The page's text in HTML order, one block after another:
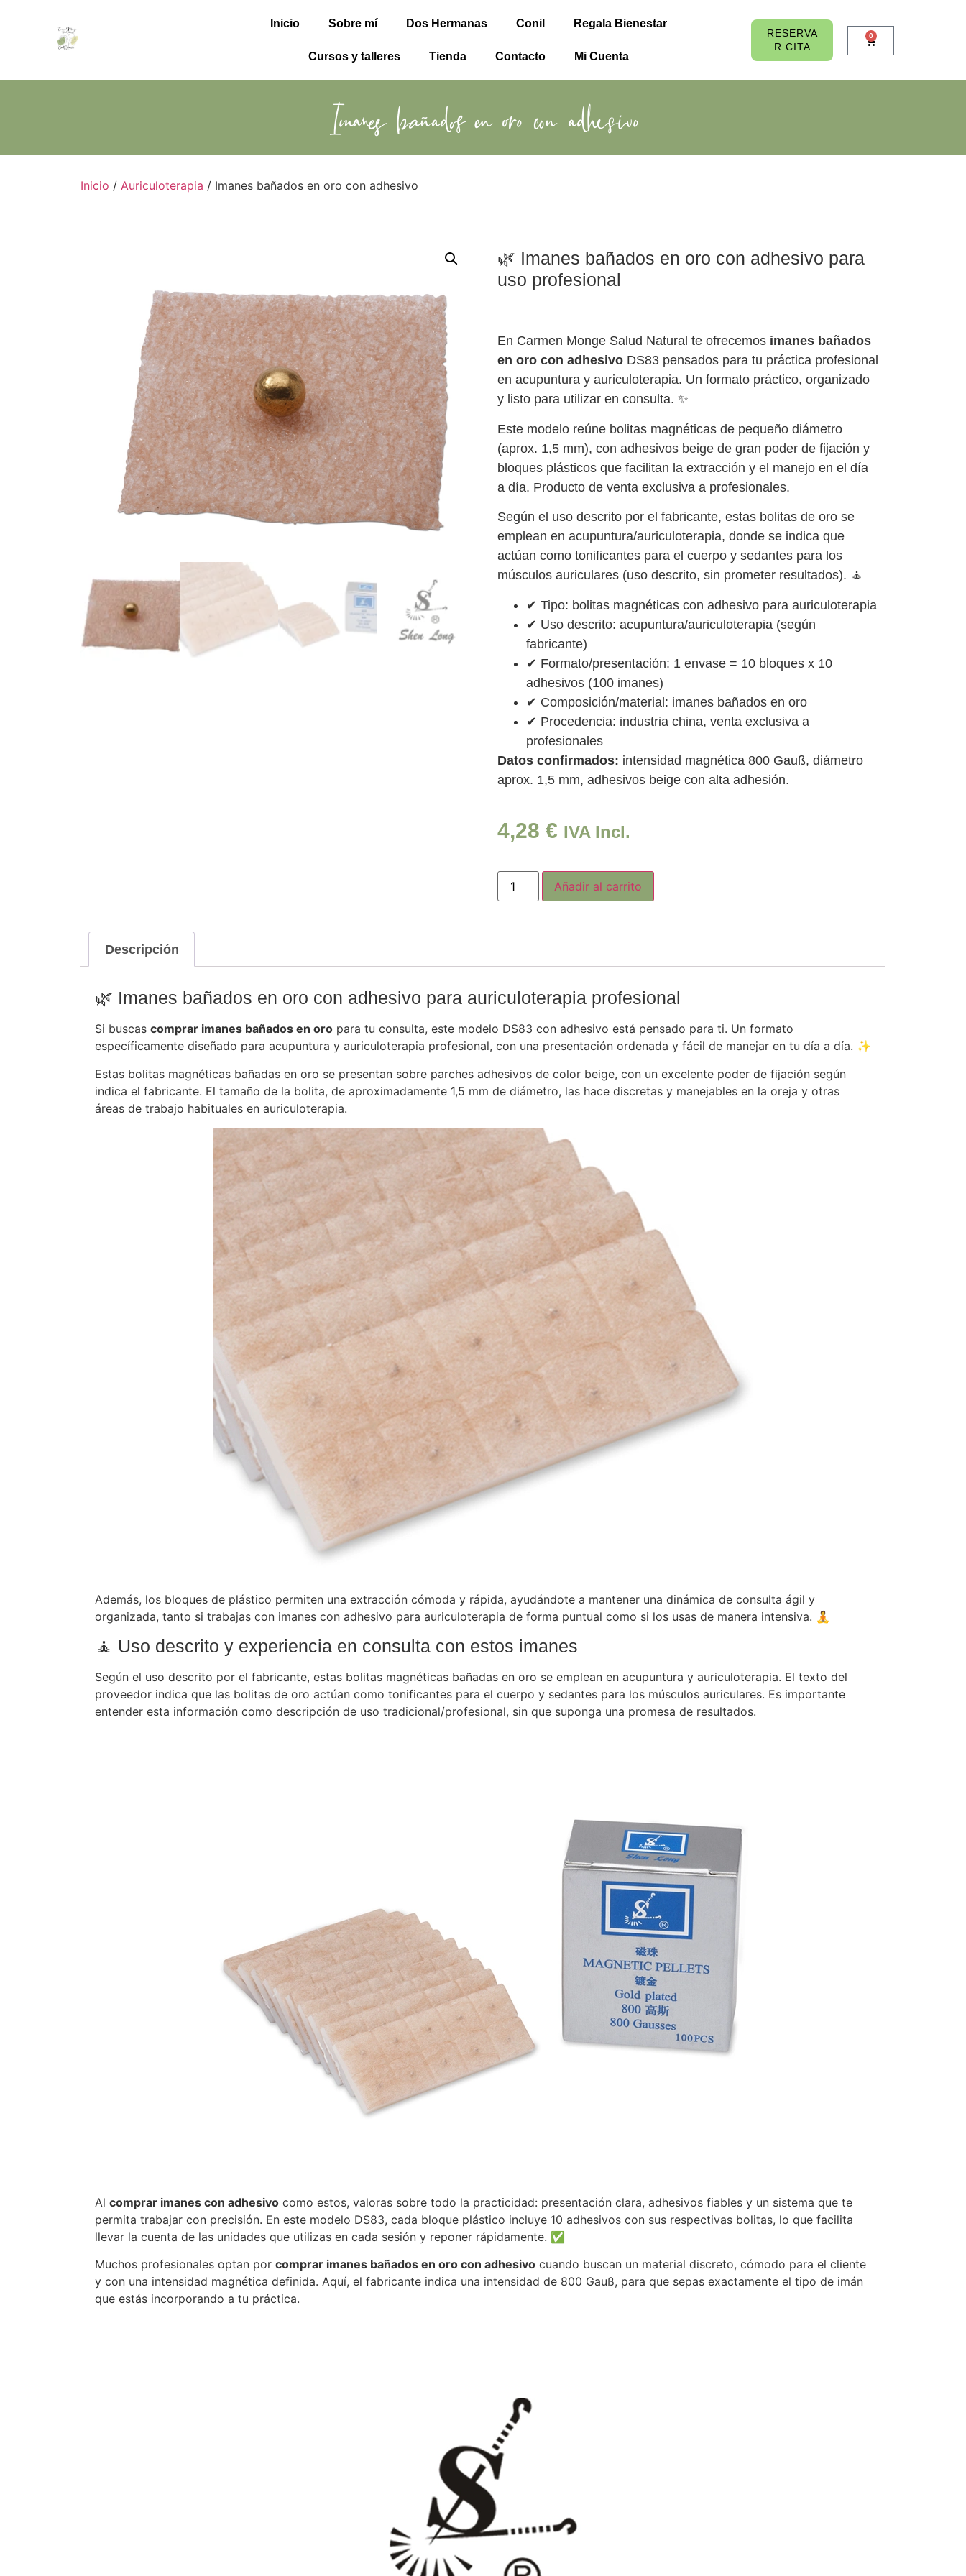
Inicio Sobre mí Dos Hermanas Conil Regala Bienestar
Cursos y talleres Tienda Contacto Mi Cuenta
RESERVA
R CITA
0
Imanes bañados en oro con adhesivo
Inicio / Auriculoterapia / Imanes bañados en oro con adhesivo
🌿 Imanes bañados en oro con adhesivo para
uso profesional
En Carmen Monge Salud Natural te ofrecemos imanes bañados
en oro con adhesivo DS83 pensados para tu práctica profesional
en acupuntura y auriculoterapia. Un formato práctico, organizado
y listo para utilizar en consulta. ✨
Este modelo reúne bolitas magnéticas de pequeño diámetro
(aprox. 1,5 mm), con adhesivos beige de gran poder de fijación y
bloques plásticos que facilitan la extracción y el manejo en el día
a día. Producto de venta exclusiva a profesionales.
Según el uso descrito por el fabricante, estas bolitas de oro se
emplean en acupuntura/auriculoterapia, donde se indica que
actúan como tonificantes para el cuerpo y sedantes para los
músculos auriculares (uso descrito, sin prometer resultados). 🧘
✔ Tipo: bolitas magnéticas con adhesivo para auriculoterapia
✔ Uso descrito: acupuntura/auriculoterapia (según
fabricante)
✔ Formato/presentación: 1 envase = 10 bloques x 10
adhesivos (100 imanes)
✔ Composición/material: imanes bañados en oro
✔ Procedencia: industria china, venta exclusiva a
profesionales
Datos confirmados: intensidad magnética 800 Gauß, diámetro
aprox. 1,5 mm, adhesivos beige con alta adhesión.
4,28 € IVA Incl.
Añadir al carrito
Descripción
🌿 Imanes bañados en oro con adhesivo para auriculoterapia profesional
Si buscas comprar imanes bañados en oro para tu consulta, este modelo DS83 con adhesivo está pensado para ti. Un formato
específicamente diseñado para acupuntura y auriculoterapia profesional, con una presentación ordenada y fácil de manejar en tu día a día. ✨
Estas bolitas magnéticas bañadas en oro se presentan sobre parches adhesivos de color beige, con un excelente poder de fijación según
indica el fabricante. El tamaño de la bolita, de aproximadamente 1,5 mm de diámetro, las hace discretas y manejables en la oreja y otras
áreas de trabajo habituales en auriculoterapia.
Además, los bloques de plástico permiten una extracción cómoda y rápida, ayudándote a mantener una dinámica de consulta ágil y
organizada, tanto si trabajas con imanes con adhesivo para auriculoterapia de forma puntual como si los usas de manera intensiva. 🧘
🧘 Uso descrito y experiencia en consulta con estos imanes
Según el uso descrito por el fabricante, estas bolitas magnéticas bañadas en oro se emplean en acupuntura y auriculoterapia. El texto del
proveedor indica que las bolitas de oro actúan como tonificantes para el cuerpo y sedantes para los músculos auriculares. Es importante
entender esta información como descripción de uso tradicional/profesional, sin que suponga una promesa de resultados.
Al comprar imanes con adhesivo como estos, valoras sobre todo la practicidad: presentación clara, adhesivos fiables y un sistema que te
permita trabajar con precisión. En este modelo DS83, cada bloque plástico incluye 10 adhesivos con sus respectivas bolitas, lo que facilita
llevar la cuenta de las unidades que utilizas en cada sesión y reponer rápidamente. ✅
Muchos profesionales optan por comprar imanes bañados en oro con adhesivo cuando buscan un material discreto, cómodo para el cliente
y con una intensidad magnética definida. Aquí, el fabricante indica una intensidad de 800 Gauß, para que sepas exactamente el tipo de imán
que estás incorporando a tu práctica.